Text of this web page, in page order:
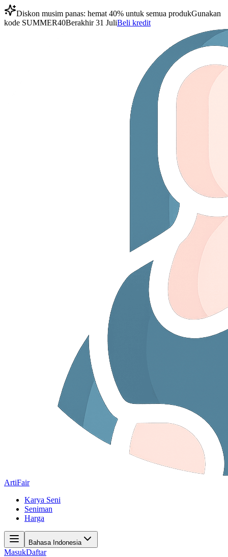
Diskon musim panas: hemat 40% untuk semua produkGunakan
kode SUMMER40Berakhir 31 JuliBeli kredit
ArtiFair
Karya Seni
Seniman
Harga
Bahasa Indonesia
MasukDaftar